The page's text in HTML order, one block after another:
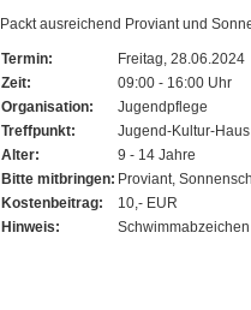
Packt ausreichend Proviant und
Termin:
Freitag, 28.06.2024
Zeit:
09:00 - 16:00 Uhr
Organisation:
Jugendpflege
Treffpunkt:
Jugend-Kultur-Haus
Alter:
9 - 14 Jahre
Bitte mitbringen: Proviant,
Kostenbeitrag:
10,- EUR
Hinweis: